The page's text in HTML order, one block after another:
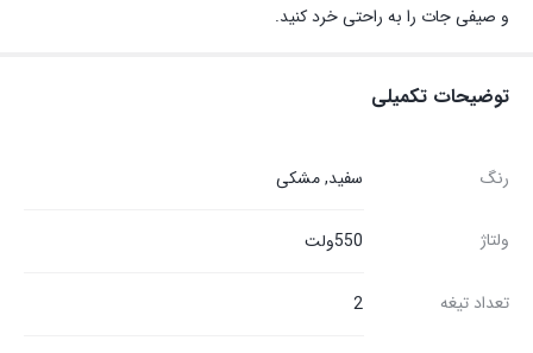
و صیفی جات را به راحتی خرد کنید.
توضیحات تکمیلی
رنگ سفید, مشکی
ولتاژ 550ولت
تعداد تیغه 2